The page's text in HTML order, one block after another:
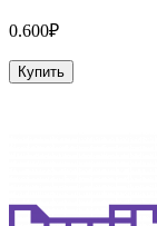
0.600₽
Купить